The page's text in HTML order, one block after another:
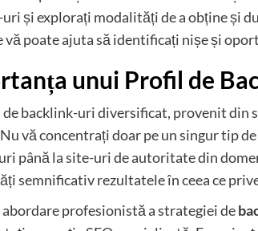
și explorați modalități de a obține și
vă poate ajuta să identificați nișe și
unui Profil de
backlink-uri diversificat, provenit din
vă concentrați doar pe un singur tip
până la site-uri de autoritate din
semnificativ rezultatele în ceea ce
profesionistă a strategiei de